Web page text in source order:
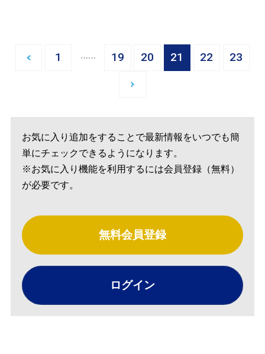
1 … 19 20 21 22 23
お気に入り追加をすることで最新情報をいつでも簡
単にチェックできるようになります。
※お気に入り機能を利用するには会員登録（無料）
が必要です。
無料会員登録
ログイン